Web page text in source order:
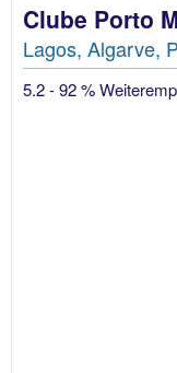
Clube Porto
Lagos, Algarve,
5.2 - 92 %